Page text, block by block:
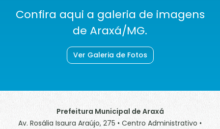
Confira aqui a galeria de imagens
de Araxá/MG.
Ver Galeria de Fotos
Prefeitura Municipal de Araxá
Av. Rosália Isaura Araújo, 275 • Centro Administrativo •